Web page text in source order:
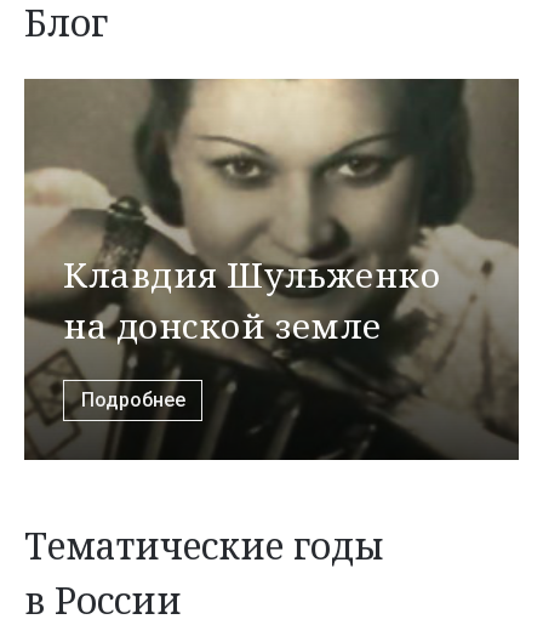
Блог
Клавдия Шульженко
на донской земле
Подробнее
Тематические годы
в России